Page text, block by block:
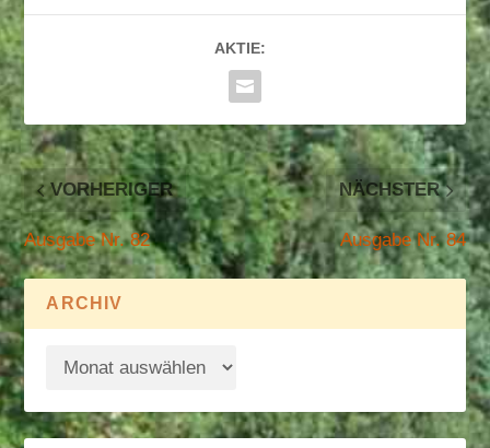
AKTIE:
VORHERIGER
Ausgabe Nr. 82
NÄCHSTER
Ausgabe Nr. 84
ARCHIV